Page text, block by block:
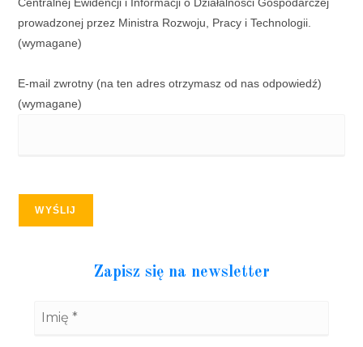
prowadzonej przez Ministra Rozwoju, Pracy i Technologii.
(wymagane)
E-mail zwrotny (na ten adres otrzymasz od nas odpowiedź)
(wymagane)
WYŚLIJ
Zapisz się na newsletter